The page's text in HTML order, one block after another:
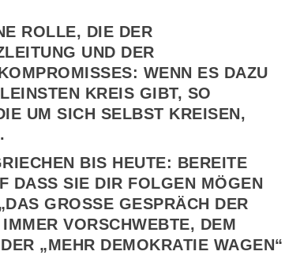
ROLLE, DIE DER
UND DER
WENN ES DAZU
KREIS GIBT, SO
UM SICH SELBST KREISEN,
BIS HEUTE: BEREITE
DASS SIE DIR FOLGEN MÖGEN
GROSSE GESPRÄCH DER G
VORSCHWEBTE, DEM B
„MEHR DEMOKRATIE WAGEN“ W